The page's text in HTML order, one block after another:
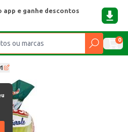
app e ganhe descontos
0